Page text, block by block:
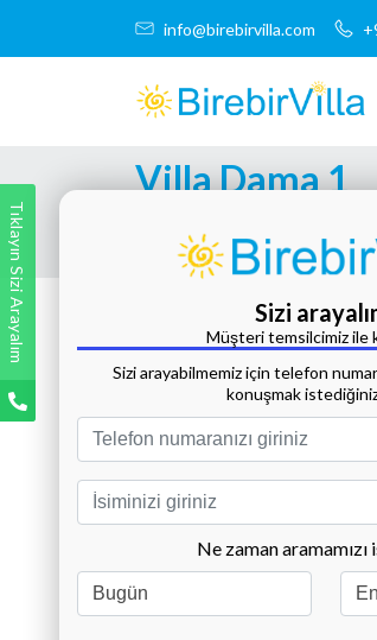
info@birebirvilla.com
Villa Dama 1
Tüm Fotoğrafları Göster
Tıklayın Sizi Arayalım Sizi
Müşteri temsilcimiz ile
Sizi arayabilmemiz için telefon
konuşmak
Ne zaman aramamızı